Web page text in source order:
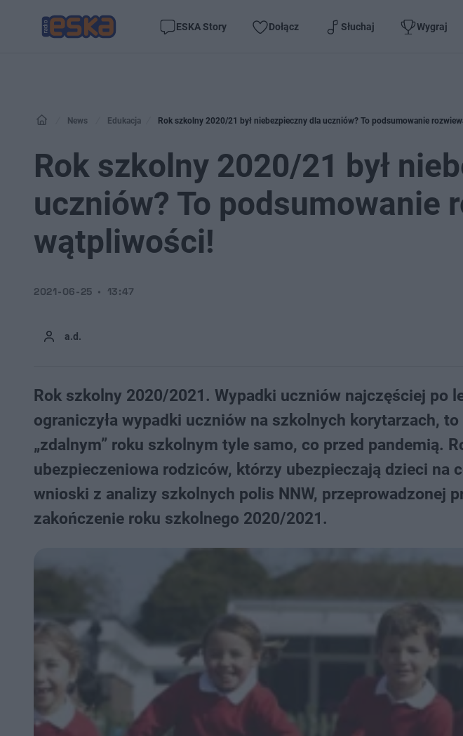
ESKA Story Dołącz Słuchaj Wygraj
News Edukacja Rok szkolny 2020/21 był niebezpieczny dla uczniów? To podsumowanie
Rok szkolny 2020/21 był
uczniów? To podsumowanie
wątpliwości!
a.d.
2021-06-25 13:47
Rok szkolny 2020/2021. Wypadki uczniów najczęściej po
ograniczyła wypadki uczniów na szkolnych korytarzach, to
„zdalnym” roku szkolnym tyle samo, co przed pandemią.
ubezpieczeniowa rodziców, którzy ubezpieczają dzieci na
wnioski z analizy szkolnych polis NNW, przeprowadzonej
zakończenie roku szkolnego 2020/2021.